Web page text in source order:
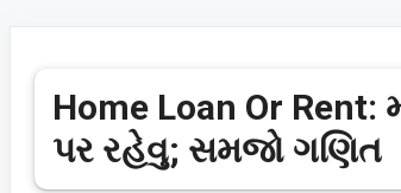
Home Loan Or Rent:
પર રહેવુ; સમજો ગણિત